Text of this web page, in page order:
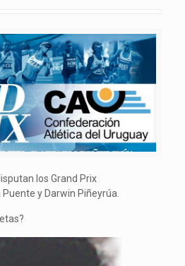
los Grand Prix
y Darwin Piñeyrúa.